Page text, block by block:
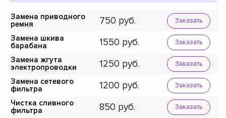
Замена приводного
ремня
750 Заказать
Замена шкива
барабана
1550 Заказать
Замена жгута
электропроводки
1250 Заказать
Замена сетевого
фильтра
1200 Заказать
Чистка сливного
фильтра
850 Заказать